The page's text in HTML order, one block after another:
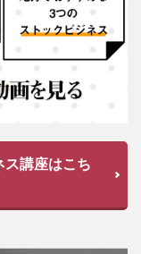
ス講座はこち